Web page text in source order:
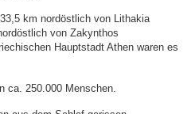
km nordöstlich von Lithakia
von Zakynthos
Hauptstadt Athen waren es
ca. 250.000 Menschen.